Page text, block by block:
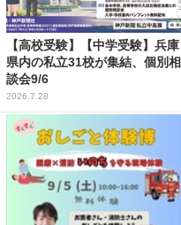
【高校受験】【中学受験】兵庫
県内の私立31校が集結、個別相
談会9/6
2026.7.28